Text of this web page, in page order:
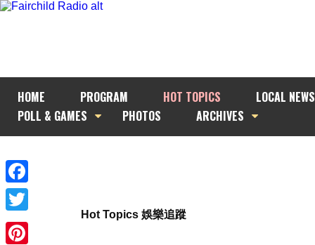
HOME PROGRAM HOT TOPICS
LOCAL NEWS
POLL & GAMES
PHOTOS ARCHIVES
Facebook
Twitter
Hot Topics 娛樂追蹤